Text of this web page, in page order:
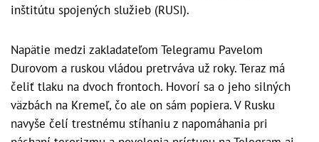
inštitútu spojených služieb (RUSI).
Napätie medzi zakladateľom Telegramu Pavelom
Durovom a ruskou vládou pretrváva už roky. Teraz má
čeliť tlaku na dvoch frontoch. Hovorí sa o jeho silných
väzbách na Kremeľ, čo ale on sám popiera. V Rusku
navyše čelí trestnému stíhaniu z napomáhania pri